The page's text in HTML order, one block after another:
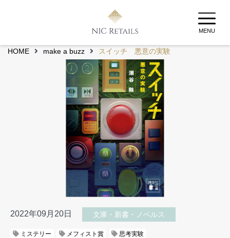
MENU
HOME make a buzz スイッチ 悪意の実験
2022年09月20日 文庫・新書・ノベルス
ミステリー メフィスト賞 思考実験